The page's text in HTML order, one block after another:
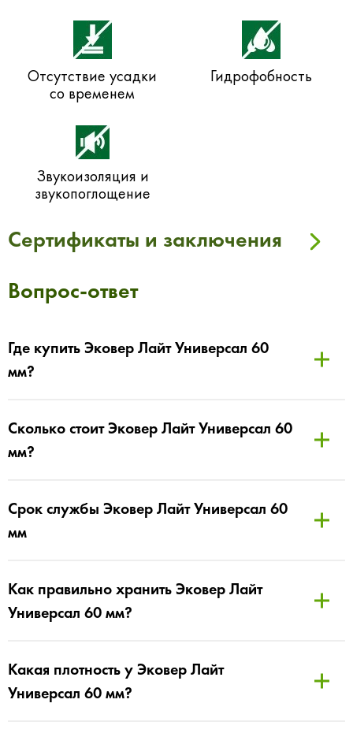
Отсутствие усадки
со временем
Гидрофобность
Звукоизоляция и
звукопоглощение
Сертификаты и заключения
Вопрос-ответ
Где купить Эковер Лайт Универсал 60
мм?
Сколько стоит Эковер Лайт Универсал 60
мм?
Срок службы Эковер Лайт Универсал 60
мм
Как правильно хранить Эковер Лайт
Универсал 60 мм?
Какая плотность у Эковер Лайт
Универсал 60 мм?